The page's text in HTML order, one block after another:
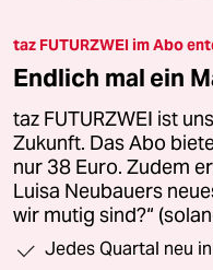
taz FUTURZWEI im Abo
Endlich mal ein
taz FUTURZWEI ist
Zukunft. Das Abo
nur 38 Euro. Zudem
Luisa Neubauers
wir mutig sind?“
Jedes Quartal neu